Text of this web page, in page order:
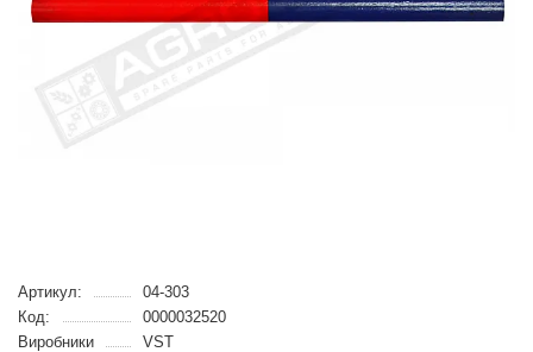
Артикул:
04-303
Код:
0000032520
Виробники
VST